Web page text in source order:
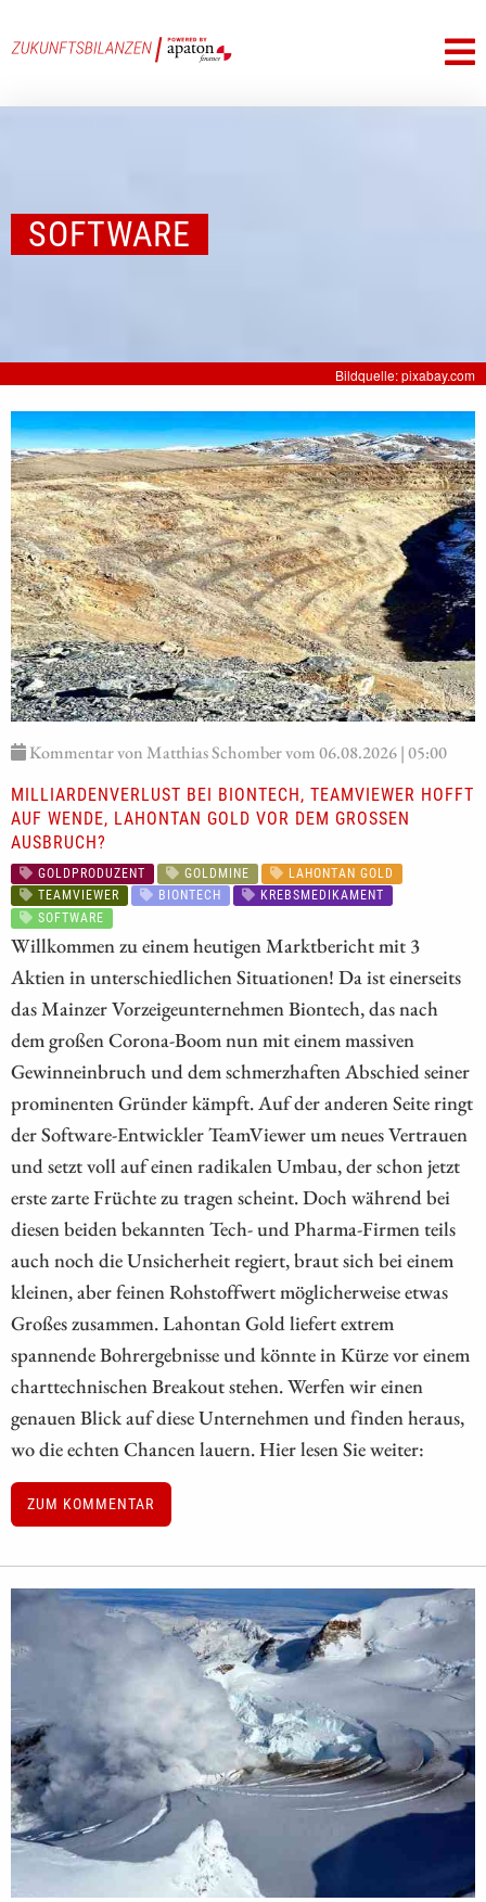
SOFTWARE
Bildquelle: pixabay.com
Kommentar von Matthias Schomber vom 06.08.2026 | 05:00
MILLIARDENVERLUST BEI BIONTECH, TEAMVIEWER HOFFT
AUF WENDE, LAHONTAN GOLD VOR DEM GROSSEN A
USBRUCH?
GOLDPRODUZENT GOLDMINE
LAHONTAN GOLD
TEAMVIEWER
BIONTECH
KREBSMEDIKAMENT
SOFTWARE
Willkommen zu einem heutigen Marktbericht mit 3
Aktien in unterschiedlichen Situationen! Da ist einerseits
das Mainzer Vorzeigeunternehmen Biontech, das nach
dem großen Corona-Boom nun mit einem massiven
Gewinneinbruch und dem schmerzhaften Abschied seiner
prominenten Gründer kämpft. Auf der anderen Seite ringt
der Software-Entwickler TeamViewer um neues Vertrauen
und setzt voll auf einen radikalen Umbau, der schon jetzt
erste zarte Früchte zu tragen scheint. Doch während bei
diesen beiden bekannten Tech- und Pharma-Firmen teils
auch noch die Unsicherheit regiert, braut sich bei einem
kleinen, aber feinen Rohstoffwert möglicherweise etwas
Großes zusammen. Lahontan Gold liefert extrem
spannende Bohrergebnisse und könnte in Kürze vor einem
charttechnischen Breakout stehen. Werfen wir einen
genauen Blick auf diese Unternehmen und finden heraus,
wo die echten Chancen lauern. Hier lesen Sie weiter:
ZUM KOMMENTAR